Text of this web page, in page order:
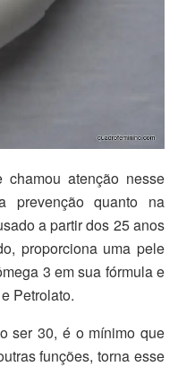
chamou atenção nesse
prevenção quanto na
a partir dos 25 anos
proporciona uma pele
3 em sua fórmula e
Petrolato.
ser 30, é o mínimo que
funções, torna esse